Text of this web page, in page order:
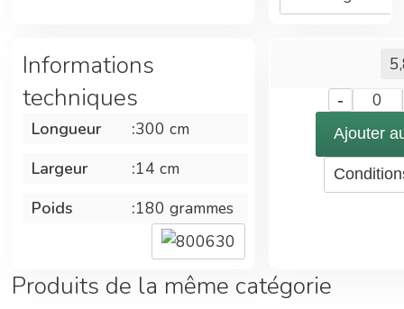
frotteur ou
Rincer après
utilisation
Le blanc est
céramique,
faïence…
Informations
techniques
Longueur :300 cm
Largeur
:14 cm
Poids
:180 grammes
800630
- 0
Ajouter
Produits de la même catégorie